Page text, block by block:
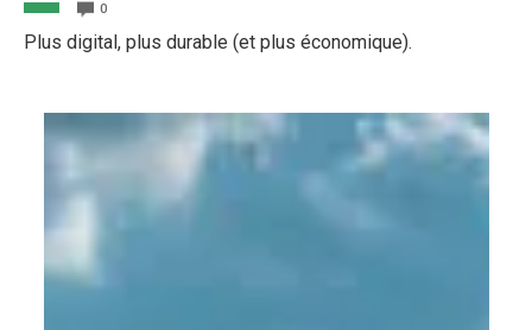
0
Plus digital, plus durable (et plus économique).